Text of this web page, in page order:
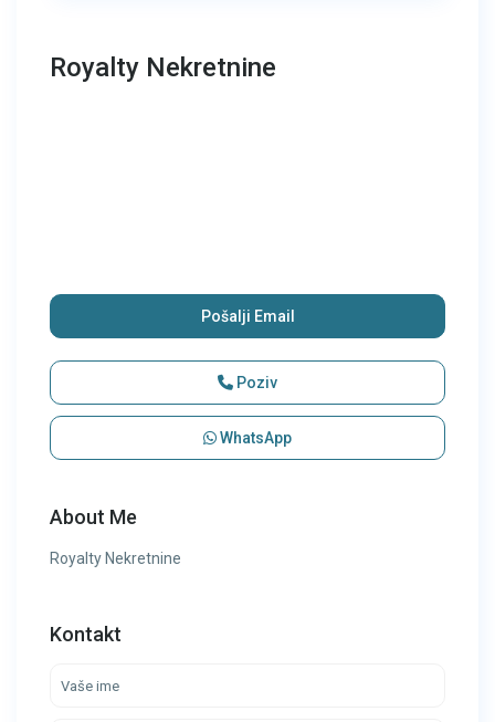
Royalty Nekretnine
Pošalji Email
Poziv
WhatsApp
About Me
Royalty Nekretnine
Kontakt